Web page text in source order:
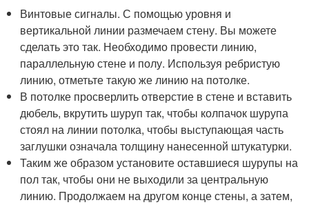
Винтовые сигналы. С помощью уровня и
вертикальной линии размечаем стену. Вы можете
сделать это так. Необходимо провести линию,
параллельную стене и полу. Используя ребристую
линию, отметьте такую же линию на потолке.
В потолке просверлить отверстие в стене и вставить
дюбель, вкрутить шуруп так, чтобы колпачок шурупа
стоял на линии потолка, чтобы выступающая часть
заглушки означала толщину нанесенной штукатурки.
Таким же образом установите оставшиеся шурупы на
пол так, чтобы они не выходили за центральную
линию. Продолжаем на другом конце стены, а затем,